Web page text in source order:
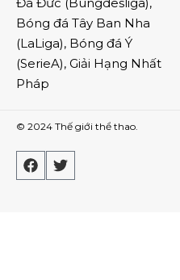
Bóng đá Tây Ban Nha
(LaLiga), Bóng đá Ý
(SerieA), Giải Hạng Nhất
Pháp
© 2024 Thế giới thể thao.